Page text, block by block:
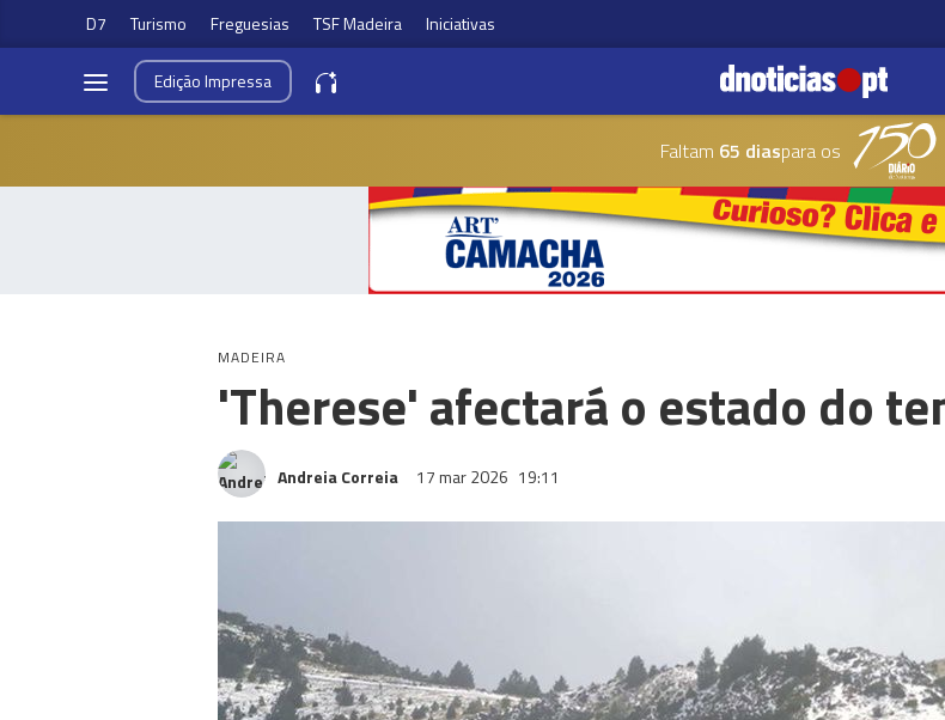
D7 Turismo Freguesias TSF Madeira Iniciativas
EdiçãoImpressa
Faltam 65 diaspara os
MADEIRA
'Therese' afectará o estado do
Andreia Correia 17 mar 2026 19:11